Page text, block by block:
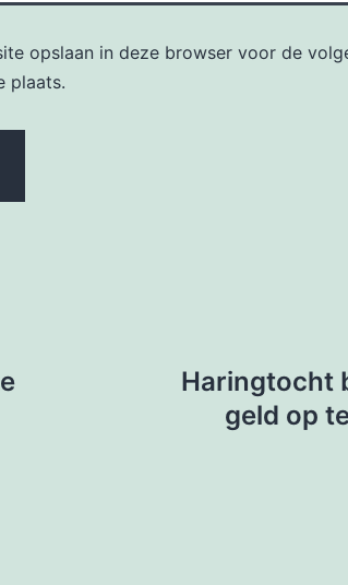
opslaan in deze browser voor de
plaats.
Haringtocht
geld op